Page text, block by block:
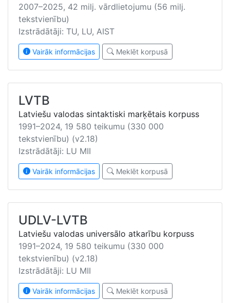
2007–2025, 42 milj. vārdlietojumu (56 milj.
tekstvienību)
Izstrādātāji: TU, LU, AIST
Vairāk informācijas Meklēt korpusā
LVTB
Latviešu valodas sintaktiski marķētais korpuss
1991–2024, 19 580 teikumu (330 000
tekstvienību) (v2.18)
Izstrādātāji: LU MII
Vairāk informācijas Meklēt korpusā
UDLV-LVTB
Latviešu valodas universālo atkarību korpuss
1991–2024, 19 580 teikumu (330 000
tekstvienību) (v2.18)
Izstrādātāji: LU MII
Vairāk informācijas Meklēt korpusā